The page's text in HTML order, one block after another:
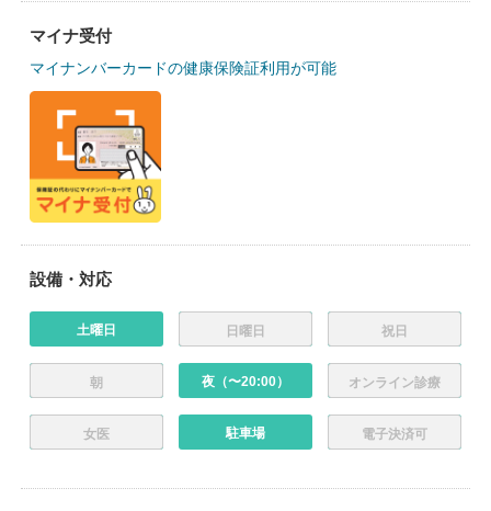
マイナ受付
マイナンバーカードの健康保険証利用が可能
設備・対応
土曜日 日曜日 祝日
朝 夜（〜20:00） オンライン診療
女医 駐車場 電子決済可